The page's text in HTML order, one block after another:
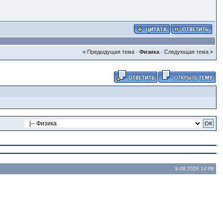
« Предыдущая тема· Физика· Следующая тема »
9.08.2026 14:08